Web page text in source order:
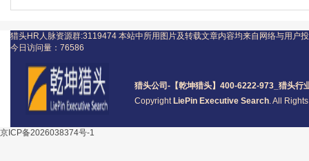
猎头公司 -【乾坤猎头】400-6222-973_ 猎头行
Copyright LiePin Executive Search. All
猎头HR人脉资源群:3119474 本站中所用图片及转载文章内容均来自网络与用户
今日访问量： 76586
京ICP备2026038374号-1